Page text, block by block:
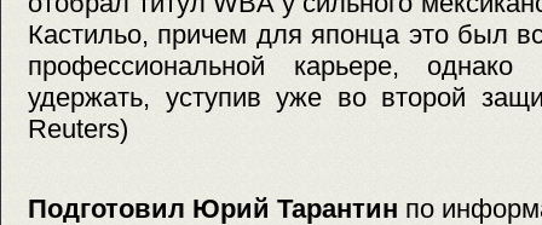
Кастильо, причем для японца это был
профессиональной карьере,
удержать, уступив уже во второй
Reuters)
Подготовил Юрий Тарантин по